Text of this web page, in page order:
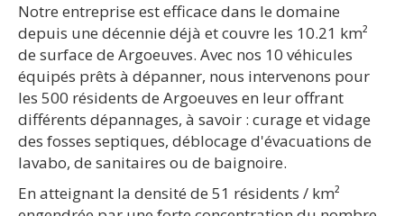
Notre entreprise est efficace dans le domaine
depuis une décennie déjà et couvre les 10.21 km²
de surface de Argoeuves. Avec nos 10 véhicules
équipés prêts à dépanner, nous intervenons pour
les 500 résidents de Argoeuves en leur offrant
différents dépannages, à savoir : curage et vidage
des fosses septiques, déblocage d'évacuations de
lavabo, de sanitaires ou de baignoire.
En atteignant la densité de 51 résidents / km²